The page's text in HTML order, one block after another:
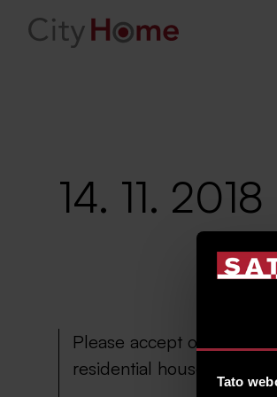
Tato
14. 11.
Please accept our
residential house